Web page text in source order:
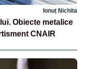
Ionuț Nichita
Obiecte metalice
CNAIR